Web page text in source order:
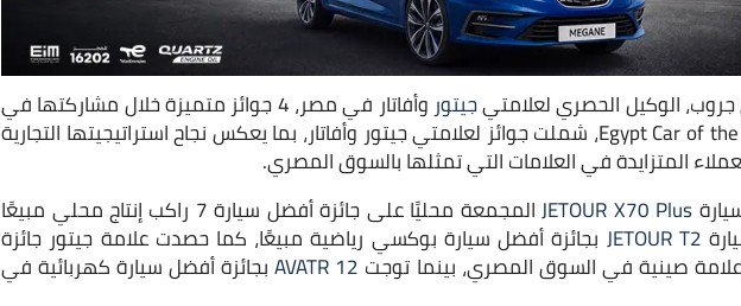
الوكيل الحصري لعلامتيجيتور وأفاتار في مصر، 4 جوائز متميزة خلال مشاركتها في
حفل Egypt Car of the Year Awards 2026، شملت جوائز لعلامتي جيتور وأفاتار، بما يعكس نجاح استراتيجيتها التجارية
المتزايدة في العلامات التي تمثلها بالسوق المصري.
JETOUR X70 Plus المجمعة محليًا على جائزة أفضل سيارة 7 راكب إنتاج محلي مبيعًا
JETOUR T2 بجائزة أفضل سيارة بوكسي رياضية مبيعًا، كما حصدت علامة جيتور جائزة
صينية في السوق المصري، بينما توجت AVATR 12بجائزة أفضل سيارة كهربائية في